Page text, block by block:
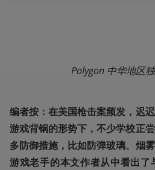
Polygon 中华地区
编者按：在美国枪击案频发，迟
游戏背锅的形势下，不少学校正
多防御措施，比如防弹玻璃、烟
游戏老手的本文作者从中看出了